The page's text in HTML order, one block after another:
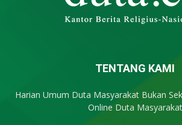
TENTANG KAMI
Harian Umum Duta Masyarakat Bukan
Online Duta Masyarakat